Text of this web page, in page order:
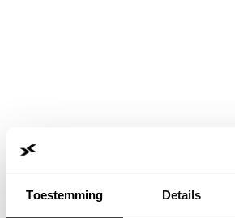
Toestemming Details